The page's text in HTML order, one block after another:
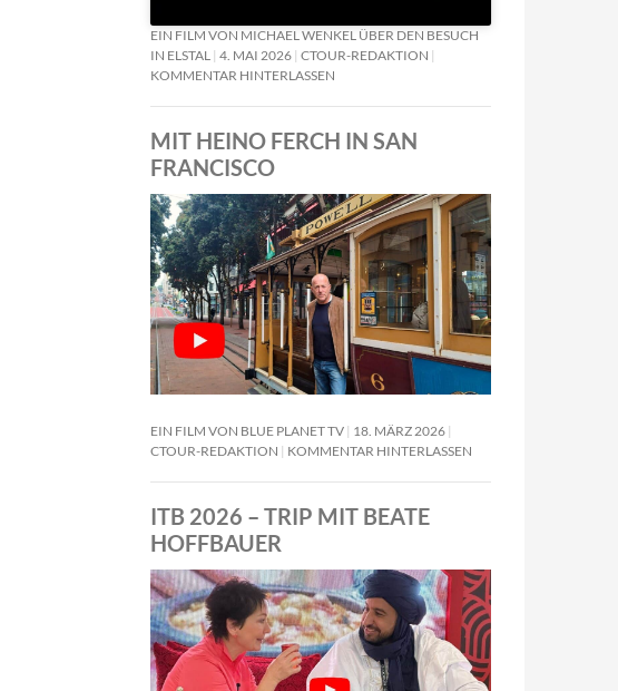
EIN FILM VON MICHAEL WENKEL ÜBER DEN BESUCH
IN ELSTAL 4. MAI 2026 CTOUR-REDAKTION
KOMMENTAR HINTERLASSEN
MIT HEINO FERCH IN SAN
FRANCISCO
EIN FILM VON BLUE PLANET TV 18. MÄRZ 2026
CTOUR-REDAKTION
KOMMENTAR HINTERLASSEN
ITB 2026 – TRIP MIT BEATE
HOFFBAUER